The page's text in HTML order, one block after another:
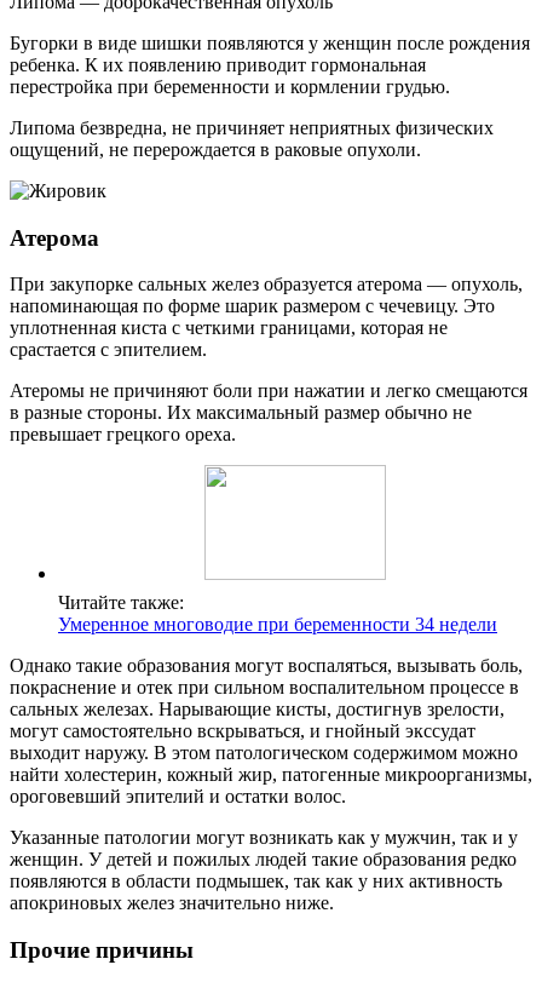
Бугорки в виде шишки появляются у женщин после рождения
ребенка. К их появлению приводит гормональная
перестройка при беременности и кормлении грудью.
Липома безвредна, не причиняет неприятных физических
ощущений, не перерождается в раковые опухоли.
Атерома
При закупорке сальных желез образуется атерома — опухоль,
напоминающая по форме шарик размером с чечевицу. Это
уплотненная киста с четкими границами, которая не
срастается с эпителием.
Атеромы не причиняют боли при нажатии и легко смещаются
в разные стороны. Их максимальный размер обычно не
превышает грецкого ореха.
Читайте также:
Умеренное многоводие при беременности 34 недели
Однако такие образования могут воспаляться, вызывать боль,
покраснение и отек при сильном воспалительном процессе в
сальных железах. Нарывающие кисты, достигнув зрелости,
могут самостоятельно вскрываться, и гнойный экссудат
выходит наружу. В этом патологическом содержимом можно
найти холестерин, кожный жир, патогенные микроорганизмы,
ороговевший эпителий и остатки волос.
Указанные патологии могут возникать как у мужчин, так и у
женщин. У детей и пожилых людей такие образования редко
появляются в области подмышек, так как у них активность
апокриновых желез значительно ниже.
Прочие причины